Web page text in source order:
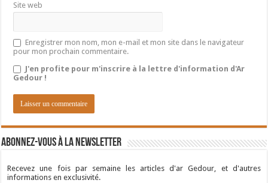
Site web
Enregistrer mon nom, mon e-mail et mon site dans le navigateur
pour mon prochain commentaire.
J'en profite pour m'inscrire à la lettre d'information d'Ar
Gedour !
Abonnez-vous à la newsletter
Recevez une fois par semaine les articles d'ar Gedour, et d'autres
informations en exclusivité.